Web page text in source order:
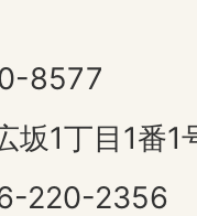
8577
坂1丁目1番1
220-2356